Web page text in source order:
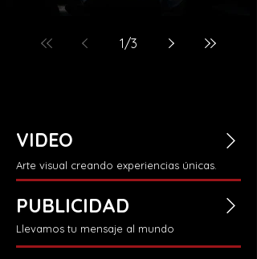
1/3
VIDEO
Arte visual creando experiencias únicas.
PUBLICIDAD
Llevamos tu mensaje al mundo